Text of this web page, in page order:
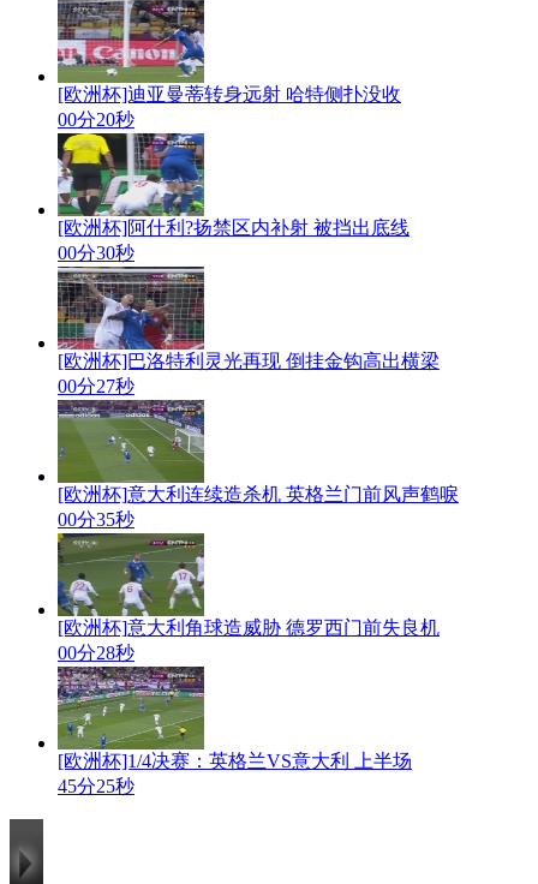
[欧洲杯]迪亚曼蒂转身远射 哈特侧扑没收
00分20秒
[欧洲杯]阿什利?扬禁区内补射 被挡出底线
00分30秒
[欧洲杯]巴洛特利灵光再现 倒挂金钩高出横梁
00分27秒
[欧洲杯]意大利连续造杀机 英格兰门前风声鹤唳
00分35秒
[欧洲杯]意大利角球造威胁 德罗西门前失良机
00分28秒
[欧洲杯]1/4决赛：英格兰VS意大利 上半场
45分25秒